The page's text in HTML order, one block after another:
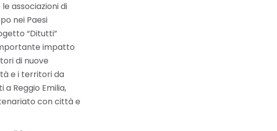
associazioni di
nei Paesi
“Ditutti”
impatto
di nuove
e i territori da
Reggio Emilia,
con città e